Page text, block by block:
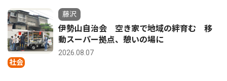
社会
藤沢
伊勢山自治会 空き家で地域の絆育む 移
動スーパー拠点、憩いの場に
2026.08.07